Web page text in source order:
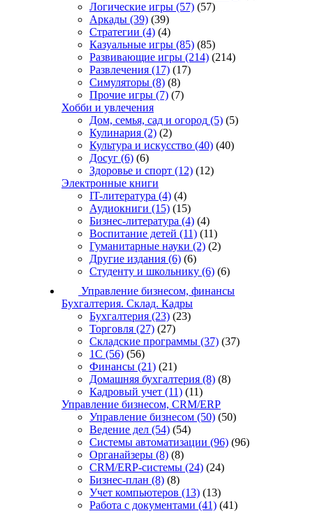
Логические игры (57) (57)
Аркады (39) (39)
Стратегии (4) (4)
Казуальные игры (85) (85)
Развивающие игры (214) (214)
Развлечения (17) (17)
Симуляторы (8) (8)
Прочие игры (7) (7)
Хобби и увлечения
Дом, семья, сад и огород (5) (5)
Кулинария (2) (2)
Культура и искусство (40) (40)
Досуг (6) (6)
Здоровье и спорт (12) (12)
Электронные книги
IT-литература (4) (4)
Аудиокниги (15) (15)
Бизнес-литература (4) (4)
Воспитание детей (11) (11)
Гуманитарные науки (2) (2)
Другие издания (6) (6)
Студенту и школьнику (6) (6)
Управление бизнесом, финансы
Бухгалтерия. Склад. Кадры
Бухгалтерия (23) (23)
Торговля (27) (27)
Складские программы (37) (37)
1С (56) (56)
Финансы (21) (21)
Домашняя бухгалтерия (8) (8)
Кадровый учет (11) (11)
Управление бизнесом, CRM/ERP
Управление бизнесом (50) (50)
Ведение дел (54) (54)
Системы автоматизации (96) (96)
Органайзеры (8) (8)
CRM/ERP-системы (24) (24)
Бизнес-план (8) (8)
Учет компьютеров (13) (13)
Работа с документами (41) (41)